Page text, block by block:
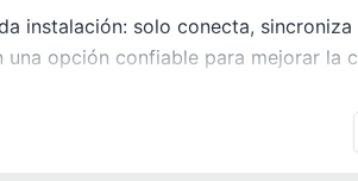
instalación: solo conecta,
opción confiable para mejorar la